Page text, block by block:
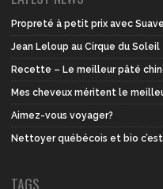
Propreté à petit prix avec Suave
Jean Leloup au Cirque du Soleil
Recette – Le meilleur pâté
Mes cheveux méritent le
Aimez-vous voyager?
Nettoyer québécois et bio
TAGS